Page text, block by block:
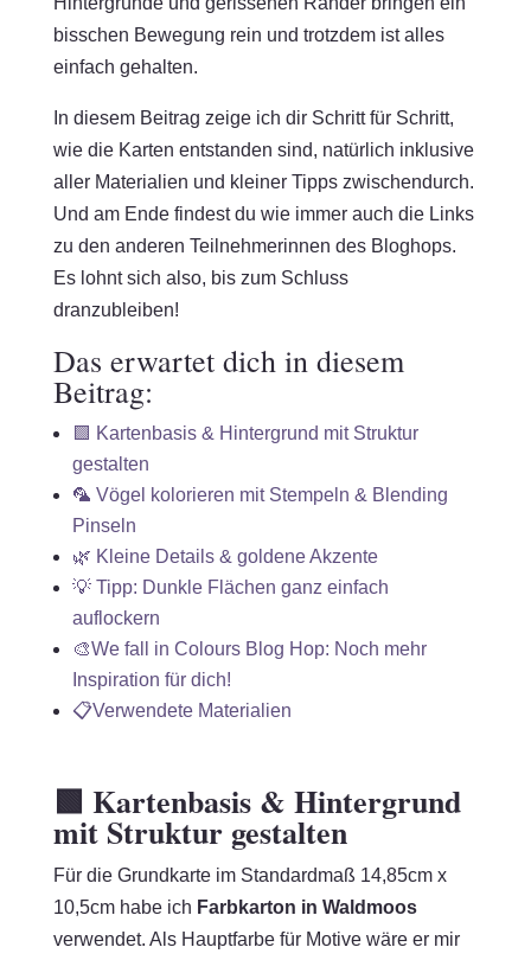
bisschen Bewegung rein und trotzdem ist alles
einfach gehalten.
In diesem Beitrag zeige ich dir Schritt für Schritt,
wie die Karten entstanden sind, natürlich inklusive
aller Materialien und kleiner Tipps zwischendurch.
Und am Ende findest du wie immer auch die Links
zu den anderen Teilnehmerinnen des Bloghops.
Es lohnt sich also, bis zum Schluss
dranzubleiben!
Das erwartet dich in diesem
Beitrag:
🟩 Kartenbasis & Hintergrund mit Struktur
gestalten
🦜 Vögel kolorieren mit Stempeln & Blending
Pinseln
🌿 Kleine Details & goldene Akzente
💡 Tipp: Dunkle Flächen ganz einfach
auflockern
🎨We fall in Colours Blog Hop: Noch mehr
Inspiration für dich!
📋Verwendete Materialien
🟩 Kartenbasis & Hintergrund
mit Struktur gestalten
Für die Grundkarte im Standardmaß 14,85cm x
10,5cm habe ich Farbkarton in Waldmoos
verwendet. Als Hauptfarbe für Motive wäre er mir